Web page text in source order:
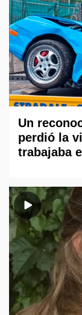
Un
perdió la
trabajaba